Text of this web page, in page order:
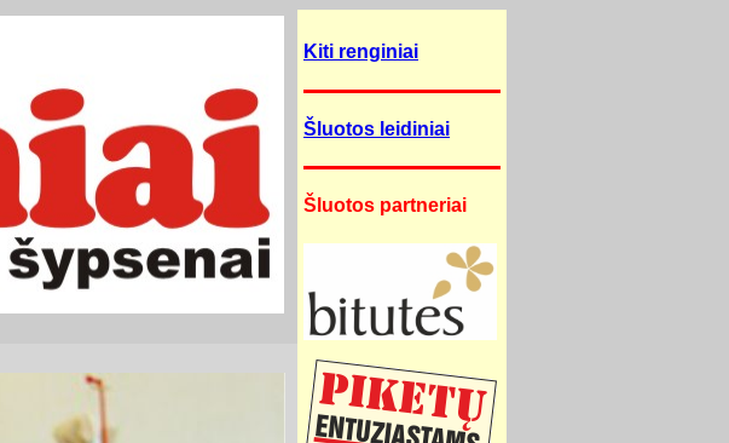
Kiti renginiai
Šluotos leidiniai
Šluotos partneriai